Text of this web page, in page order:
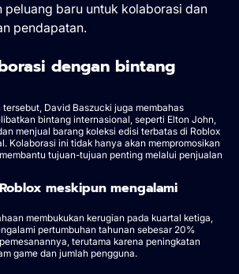
peluang baru untuk kolaborasi dan
pendapatan.
dengan bintang
tersebut, David Baszucki juga membahas
bintang internasional, seperti Elton John,
menjual barang koleksi edisi terbatas di Roblox
Kolaborasi ini tidak hanya akan mempromosikan
tujuan-tujuan penting melalui penjualan
meskipun mengalami
membukukan kerugian pada kuartal ketiga,
pertumbuhan tahunan sebesar 20%
terutama karena peningkatan
game dan jumlah pengguna.